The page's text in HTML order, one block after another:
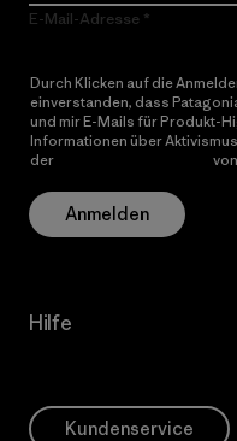
E-Mail-Adresse
Durch Klicken auf die
einverstanden, dass
und mir E-Mails für Produkt-
Informationen über
der
Anmelden
Hilfe
Kundenservice